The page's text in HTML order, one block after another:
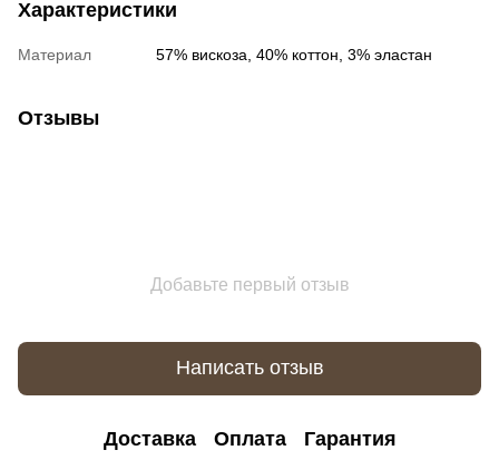
Характеристики
Материал 57% вискоза, 40% коттон, 3% эластан
Отзывы
Добавьте первый отзыв
Написать отзыв
Доставка Оплата Гарантия